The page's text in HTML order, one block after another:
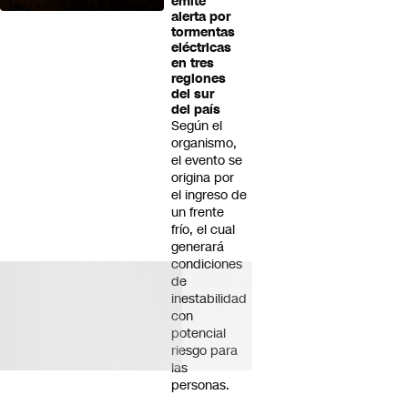
alerta por
tormentas
eléctricas
en tres
regiones
del sur
del país
Según el
organismo,
el evento se
origina por
el ingreso de
un frente
frío, el cual
generará
condiciones
de
inestabilidad
con
potencial
riesgo para
las
personas.